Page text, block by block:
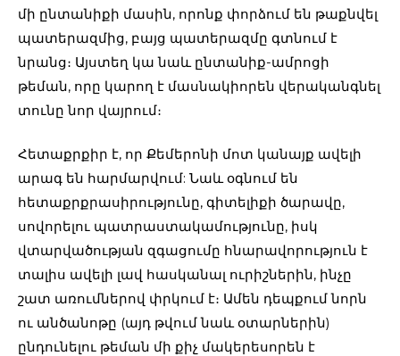
մի ընտանիքի մասին, որոնք փորձում են թաքնվել
պատերազմից, բայց պատերազմը գտնում է
նրանց։ Այստեղ կա նաև ընտանիք-ամրոցի
թեման, որը կարող է մասնակիորեն վերականգնել
տունը նոր վայրում։
Հետաքրքիր է, որ Քեմերոնի մոտ կանայք ավելի
արագ են հարմարվում: Նաև օգնում են
հետաքրքրասիրությունը, գիտելիքի ծարավը,
սովորելու պատրաստակամությունը, իսկ
վտարվածության զգացումը հնարավորություն է
տալիս ավելի լավ հասկանալ ուրիշներին, ինչը
շատ առումներով փրկում է։ Ամեն դեպքում նորն
ու անծանոթը (այդ թվում նաև օտարներին)
ընդունելու թեման մի քիչ մակերեսորեն է